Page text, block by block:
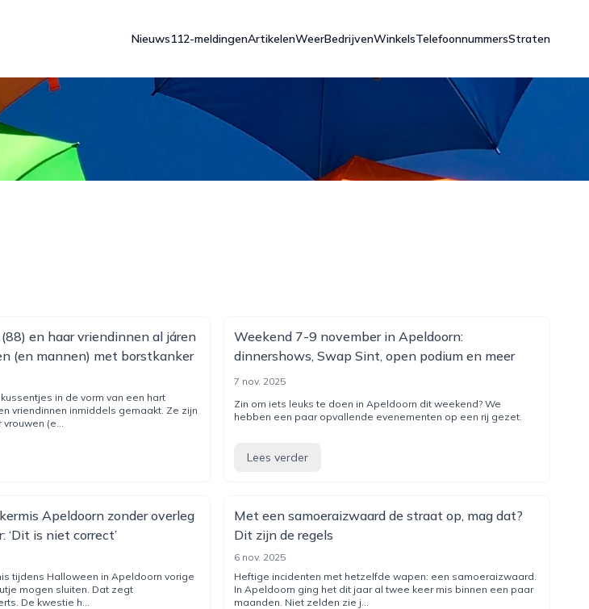
Nieuws112-meldingenArtikelenWeerBedrijvenWinkelsTelefoonnummersStraten
en haar vriendinnen al járen
(en mannen) met borstkanker
in de vorm van een hart
vriendinnen inmiddels gemaakt. Ze zijn
(e...
Weekend 7-9 november in Apeldoorn:
dinnershows, Swap Sint, open podium en meer
7 nov. 2025
Zin om iets leuks te doen in Apeldoorn dit weekend? We
hebben een paar opvallende evenementen op een rij gezet.
Lees verder
Apeldoorn zonder overleg
‘Dit is niet correct’
tijdens Halloween in Apeldoorn vorige
mogen sluiten. Dat zegt
De kwestie h...
Met een samoeraizwaard de straat op, mag dat?
Dit zijn de regels
6 nov. 2025
Heftige incidenten met hetzelfde wapen: een samoeraizwaard.
In Apeldoorn ging het dit jaar al twee keer mis binnen een paar
maanden. Niet zelden zie j...